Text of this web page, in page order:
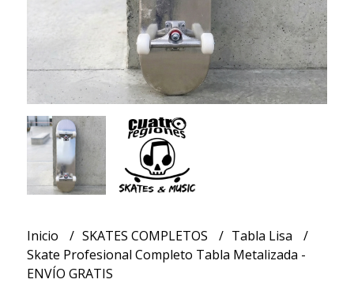
Inicio SKATES COMPLETOS
Tabla Lisa
Skate Profesional Completo Tabla Metalizada -
ENVÍO GRATIS